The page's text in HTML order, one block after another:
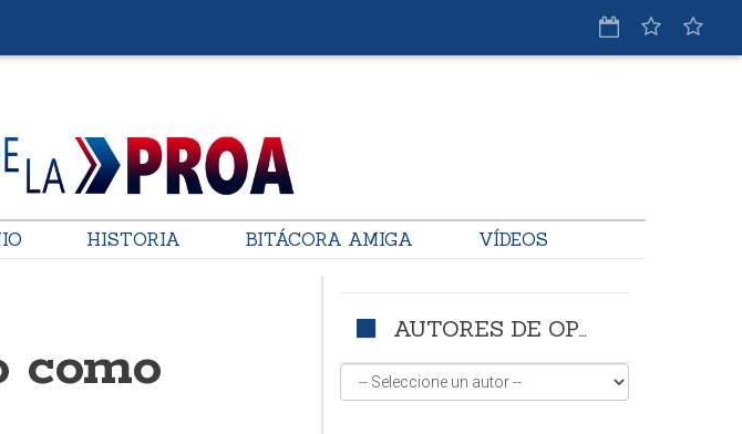
HISTORIA BITÁCORA AMIGA VÍDEOS
como
AUTORES DE OPINIÓN